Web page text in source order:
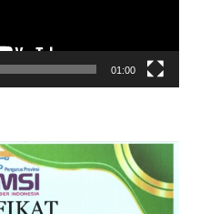
01:00